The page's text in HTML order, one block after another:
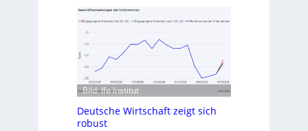
C
a
m
s
t
c
a
i
Bild: Ifo Institut
Deutsche Wirtschaft zeigt sich
robust